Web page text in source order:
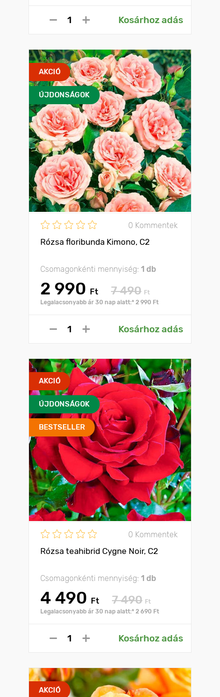
Kosárhoz adás
AKCIÓ
ÚJDONSÁGOK
0 Kommentek
Rózsa floribunda Kimono, C2
Csomagonkénti mennyiség: 1 db
2 990 Ft 7 490 Ft
Legalacsonyabb ár 30 nap alatt:* 2 990 Ft
Kosárhoz adás
AKCIÓ
ÚJDONSÁGOK
BESTSELLER
0 Kommentek
Rózsa teahibrid Cygne Noir, C2
Csomagonkénti mennyiség: 1 db
4 490 Ft 7 490 Ft
Legalacsonyabb ár 30 nap alatt:* 2 690 Ft
Kosárhoz adás
AKCIÓ